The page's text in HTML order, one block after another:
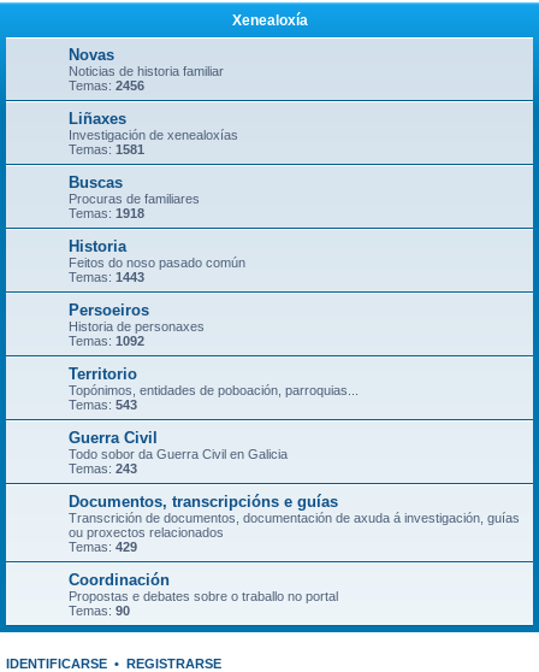
Xenealoxía
Novas
Noticias de historia familiar
Temas: 2456
Liñaxes
Investigación de xenealoxías
Temas: 1581
Buscas
Procuras de familiares
Temas: 1918
Historia
Feitos do noso pasado común
Temas: 1443
Persoeiros
Historia de personaxes
Temas: 1092
Territorio
Topónimos, entidades de poboación, parroquias...
Temas: 543
Guerra Civil
Todo sobor da Guerra Civil en Galicia
Temas: 243
Documentos, transcripcións e guías
Transcrición de documentos, documentación de axuda á investigación, guías
ou proxectos relacionados
Temas: 429
Coordinación
Propostas e debates sobre o traballo no portal
Temas: 90
IDENTIFICARSE • REGISTRARSE